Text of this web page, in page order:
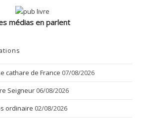
médias en parlent
cathare de France 07/08/2026
Seigneur 06/08/2026
ordinaire 02/08/2026